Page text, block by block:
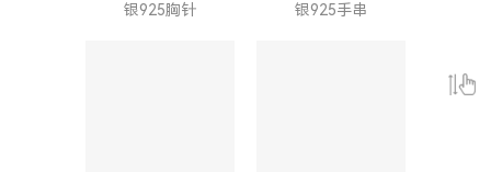
银925胸针 银925手串